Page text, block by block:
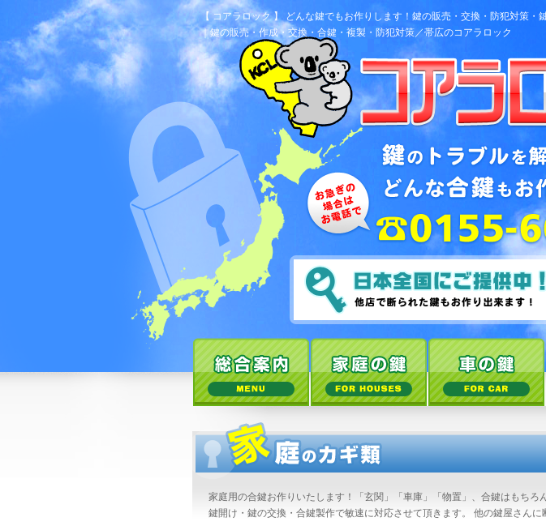
【 コアラロック 】 どんな鍵でもお作りします！鍵の販売・交換・防犯対策
｜鍵の販売・作成・交換・合鍵・複製・防犯対策／帯広のコアラロック
家庭用の合鍵お作りいたします！「玄関」「車庫」「物置」、合鍵はもちろ
鍵開け・鍵の交換・合鍵製作で敏速に対応させて頂きます。 他の鍵屋さん